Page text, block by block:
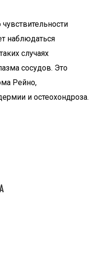
наблюдаться
случаях
сосудов. Это
Рейно,
и остеохондроза.